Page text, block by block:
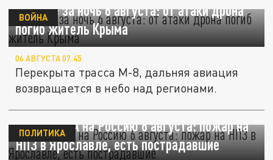
Главное за ночь 6 августа: от атаки дрона
погиб житель Крыма
ВОЙНА
06 АВГУСТА 07:45
Перекрыта трасса М-8, дальняя авиация
возвращается в небо над регионами.
Атака БПЛА на Россию 6 августа: пожар на
НПЗ в Ярославле, есть пострадавшие
ПОЛИТИКА